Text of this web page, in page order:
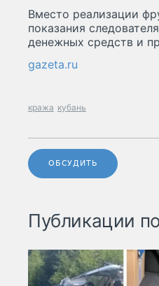
Вместо реализации
показания
денежных средств и
gazeta.ru
кража кубань
ОБСУДИТЬ
Публикации